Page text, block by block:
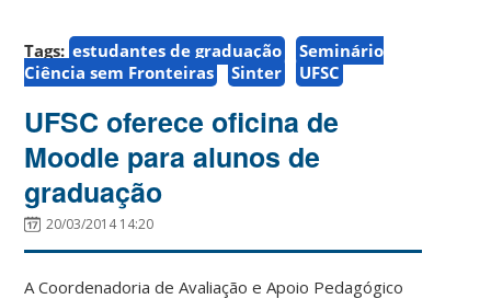
Tags: estudantes de graduação
Seminário
Ciência sem Fronteiras
Sinter UFSC
UFSC oferece oficina de
Moodle para alunos de
graduação
20/03/2014 14:20
A Coordenadoria de Avaliação e Apoio Pedagógico